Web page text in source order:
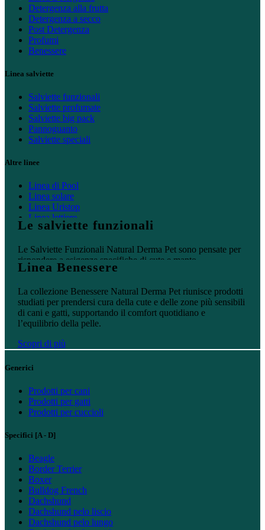
Detergenza alla frutta
Detergenza a secco
Post Detergenza
Profumi
Benessere
Linea salviette
Salviette funzionali
Salviette profumate
Salviette big pack
Pannoguanto
Salviette speciali
Altre linee
Linea di Pool
Linea solare
Linea Uristop
Linea lettiere
Linea casa
Le salviette funzionali
Le Salviette Funzionali Natural Derma Pet sono pensate per
rispondere a esigenze specifiche di cute e manto.
Linea Benessere
La collezione Benessere Natural Derma Pet riunisce prodotti
studiati per prendersi cura della cute e delle zone più sensibili
di cani e gatti, supportando il comfort quotidiano e
l’equilibrio della pelle.
Scopri di più
Generici
Prodotti per cani
Prodotti per gatti
Prodotti per cuccioli
Specifici [A - D]
Beagle
Border Terrier
Boxer
Bulldog French
Dachshund
Dachshund pelo liscio
Dachshund pelo lungo